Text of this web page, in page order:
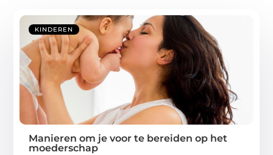
KINDEREN
Manieren om je voor te bereiden op het
moederschap